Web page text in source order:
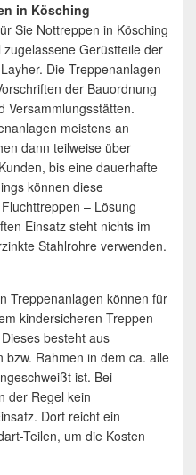
in Kösching
Sie Nottreppen in Kösching
Gerüstteile der
Die Treppenanlagen
der Bauordnung
Versammlungsstätten.
meistens an
dann teilweise über
bis eine dauerhafte
können diese
– Lösung
Einsatz steht nichts im
Stahlrohre verwenden.
Treppenanlagen können für
kindersicheren Treppen
besteht aus
Rahmen in dem ca. alle
ist. Bei
der Regel kein
Dort reicht ein
Teilen, um die Kosten